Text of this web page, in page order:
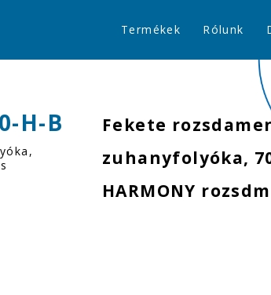
Termékek Rólunk
H-B
Fekete
zuhanyfolyóka,
HARMONY